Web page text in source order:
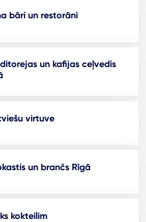
bāri un restorāni
un kafijas ceļvedis
virtuve
un brančs Rīgā
kokteilim